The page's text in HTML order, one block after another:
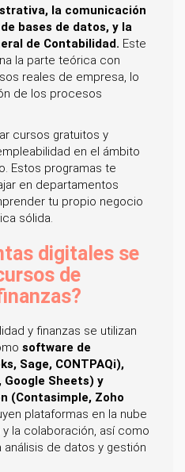
la comunicación
bases de datos, y la
de Contabilidad. Este
la parte teórica con
reales de empresa, lo
de los procesos
cursos gratuitos y
en el ámbito
Estos programas te
en departamentos
tu propio negocio
sólida.
digitales se
de
y finanzas se utilizan
software de
Sage, CONTPAQi),
Google Sheets) y
(Contasimple, Zoho
plataformas en la nube
la colaboración, así como
de datos y gestión